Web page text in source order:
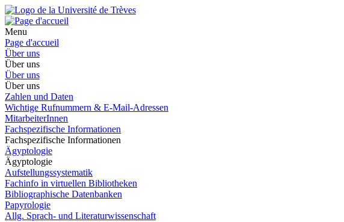
Menu
Page d'accueil
Über uns
Über uns
Über uns
Über uns
Zahlen und Daten
Wichtige Rufnummern & E-Mail-Adressen
MitarbeiterInnen
Fachspezifische Informationen
Fachspezifische Informationen
Ägyptologie
Ägyptologie
Aufstellungssystematik
Fachinfo in virtuellen Bibliotheken
Bibliographische Datenbanken
Papyrologie
Allg. Sprach- und Literaturwissenschaft